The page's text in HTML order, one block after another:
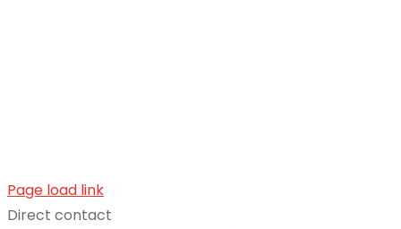
Page load link
Direct contact